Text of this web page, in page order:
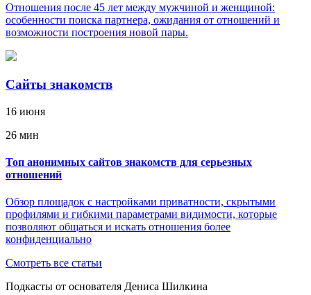
Отношения после 45 лет между мужчиной и женщиной:
особенности поиска партнера, ожидания от отношений и
возможности построения новой пары.
Сайты знакомств
16 июня
26 мин
Топ анонимных сайтов знакомств для серьезных
отношений
Обзор площадок с настройками приватности, скрытыми
профилями и гибкими параметрами видимости, которые
позволяют общаться и искать отношения более
конфиденциально
Смотреть все статьи
Подкасты от основателя Дениса Шилкина